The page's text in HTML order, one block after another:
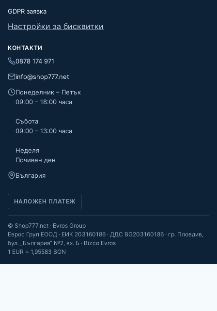
GDPR заявка
Настройки за бисквитки
КОНТАКТИ
0878 174 971
info@shop777.net
Понеделник – Петък
09:00 – 18:00 часа
Събота
09:00 – 13:00 часа
Неделя
Почивен ден
България
НАЛОЖЕН ПЛАТЕЖ
© Shop777.net · Evros Group
Еврос Груп ЕООД · ЕИК 203160186 · ДДС BG203160186 · гр. Пловдив,
бул. „България“ №2, вх. Б · Bizco Evros
1 EUR = 1,95583 BGN